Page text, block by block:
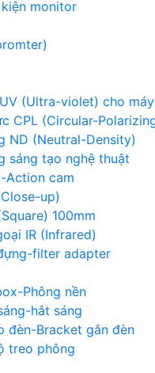
monitor
(Ultra-violet) cho
CPL (Circular-
ND (Neutral-Density)
sáng tạo nghệ thuật
Action cam
up)
100mm
IR (Infrared)
filter adapter
Phông nền
hắt sáng
đèn-Bracket gắn đèn
treo phông